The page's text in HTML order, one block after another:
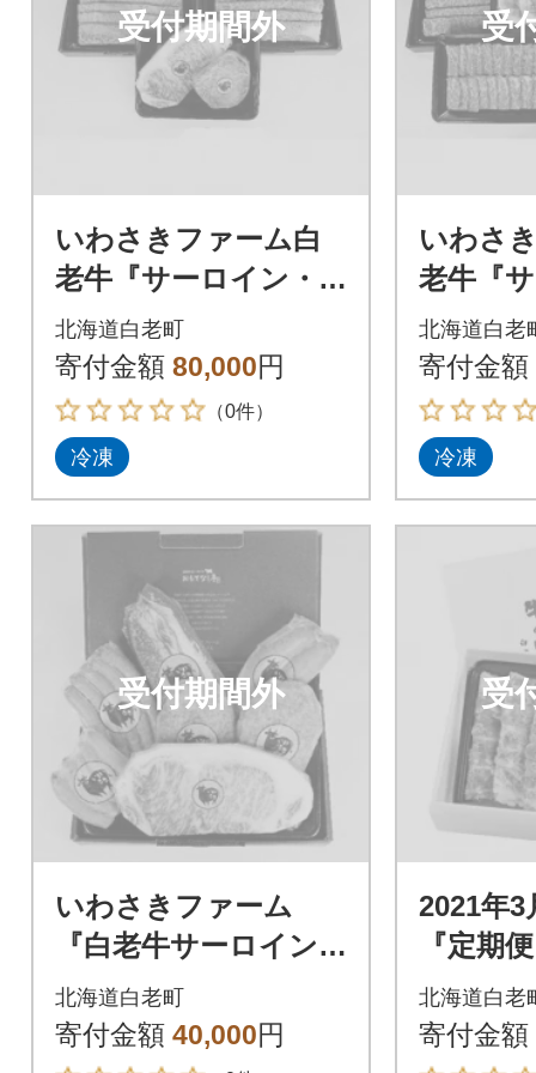
受付期間外
いわさきファーム白
老牛『サーロイン・
シンシン・ロース・
ウデ肉 約1.4kg』ギ
フトBセット
北海道白老町
寄付金額 80,000円
（0件）
冷凍
受
いわさ
老牛『
シンシ
上カル
2kg』ギ
北海道白老
寄付金額
冷凍
受付期間外
いわさきファーム
『白老牛サーロイン・
黒毛和牛ハンバーグ・
ウインナー等』精肉&
加工品ギフトBセット
北海道白老町
寄付金額 40,000円
受
2021年3
『定期
級黒毛
の贅沢
ットA全
北海道白老
寄付金額